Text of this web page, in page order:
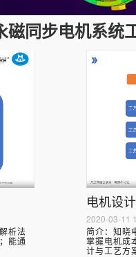
同步电机系统
析法
能通
电机设
2020-03-11
简介： 知晓
掌握电机成
计与工艺方